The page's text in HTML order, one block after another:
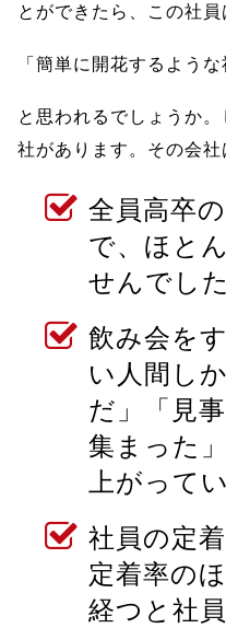
とができたら、この社員
「簡単に開花するよう
と思われるでしょうか
社があります。その会社
全員高卒
で、ほと
せんでした
飲み会を
い人間し
だ」「見
集まった
上がって
社員の定
定着率の
経つと社